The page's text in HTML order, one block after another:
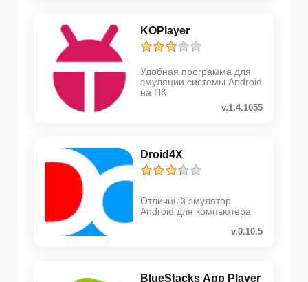
KOPlayer
Удобная программа для
эмуляции системы Android
на ПК
v.1.4.1055
Droid4X
Отличный эмулятор
Android для компьютера
v.0.10.5
BlueStacks App Player